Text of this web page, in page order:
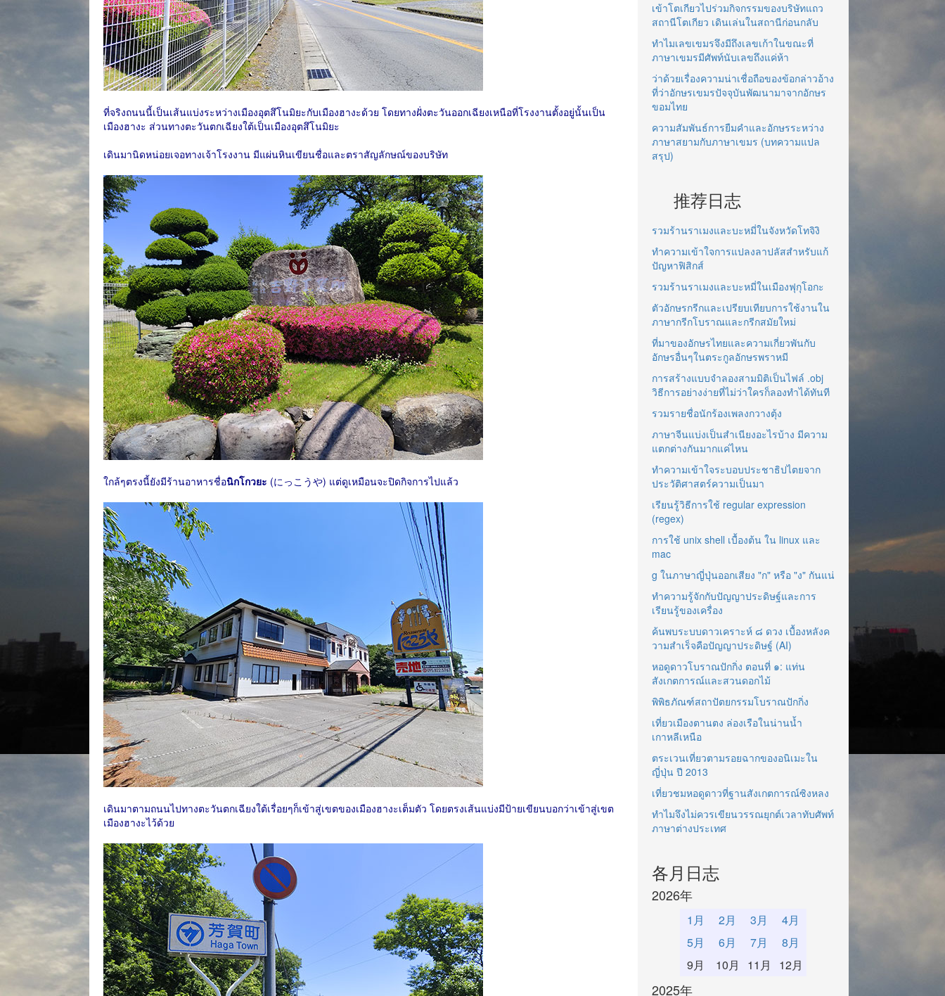
ที่จริงถนนนี้เป็นเส้นแบ่งระหว่างเมืองอุตสึโนมิยะกับเมืองฮางะด้วย โดยทางฝั่งตะวันออกเฉียงเหนือที่โรงงานตั้งอยู่นั้นเป็น
เมืองฮางะ ส่วนทางตะวันตกเฉียงใต้เป็นเมืองอุตสึโนมิยะ
เดินมานิดหน่อยเจอทางเจ้าโรงงาน มีแผ่นหินเขียนชื่อและตราสัญลักษณ์ของบริษัท
ใกล้ๆตรงนี้ยังมีร้านอาหารชื่อนิกโกวยะ (にっこうや) แต่ดูเหมือนจะปิดกิจการไปแล้ว
เดินมาตามถนนไปทางตะวันตกเฉียงใต้เรื่อยๆก็เข้าสู่เขตของเมืองฮางะเต็มตัว โดยตรงเส้นแบ่งมีป้ายเขียนบอกว่าเข้าสู่เขต
เมืองฮางะไว้ด้วย
เข้าโตเกียวไปร่วมกิจกรรมของบริษัทแถว
สถานีโตเกียว เดินเล่นในสถานีก่อนกลับ
ทำไมเลขเขมรจึงมีถึงเลขเก้าในขณะที่
ภาษาเขมรมีศัพท์นับเลขถึงแค่ห้า
ว่าด้วยเรื่องความน่าเชื่อถือของข้อกล่าวอ้าง
ที่ว่าอักษรเขมรปัจจุบันพัฒนามาจากอักษร
ขอมไทย
ความสัมพันธ์การยืมคำและอักษรระหว่าง
ภาษาสยามกับภาษาเขมร (บทความแปล
สรุป)
推荐日志
รวมร้านราเมงและบะหมี่ในจังหวัดโทจิงิ
ทำความเข้าใจการแปลงลาปลัสสำหรับแก้
ปัญหาฟิสิกส์
รวมร้านราเมงและบะหมี่ในเมืองฟุกุโอกะ
ตัวอักษรกรีกและเปรียบเทียบการใช้งานใน
ภาษากรีกโบราณและกรีกสมัยใหม่
ที่มาของอักษรไทยและความเกี่ยวพันกับ
อักษรอื่นๆในตระกูลอักษรพราหมี
การสร้างแบบจำลองสามมิติเป็นไฟล์ .obj
วิธีการอย่างง่ายที่ไม่ว่าใครก็ลองทำได้ทันที
รวมรายชื่อนักร้องเพลงกวางตุ้ง
ภาษาจีนแบ่งเป็นสำเนียงอะไรบ้าง มีความ
แตกต่างกันมากแค่ไหน
ทำความเข้าใจระบอบประชาธิปไตยจาก
ประวัติศาสตร์ความเป็นมา
เรียนรู้วิธีการใช้ regular expression
(regex)
การใช้ unix shell เบื้องต้น ใน linux และ
mac
g ในภาษาญี่ปุ่นออกเสียง "ก" หรือ "ง" กันแน่
ทำความรู้จักกับปัญญาประดิษฐ์และการ
เรียนรู้ของเครื่อง
ค้นพบระบบดาวเคราะห์ ๘ ดวง เบื้องหลังค
วามสำเร็จคือปัญญาประดิษฐ์ (AI)
หอดูดาวโบราณปักกิ่ง ตอนที่ ๑: แท่น
สังเกตการณ์และสวนดอกไม้
พิพิธภัณฑ์สถาปัตยกรรมโบราณปักกิ่ง
เที่ยวเมืองตานตง ล่องเรือในน่านน้ำ
เกาหลีเหนือ
ตระเวนเที่ยวตามรอยฉากของอนิเมะใน
ญี่ปุ่น ปี 2013
เที่ยวชมหอดูดาวที่ฐานสังเกตการณ์ซิงหลง
ทำไมจึงไม่ควรเขียนวรรณยุกต์เวลาทับศัพท์
ภาษาต่างประเทศ
各月日志
2026年
1月 2月 3月
4月
5月
6月 7月
8月
9月
10月 11月 12月
2025年